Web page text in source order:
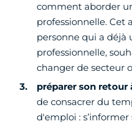
comment aborder
professionnelle. Cet
personne qui a déjà
professionnelle,
changer de secteur
préparer son retour
de consacrer du
d'emploi :